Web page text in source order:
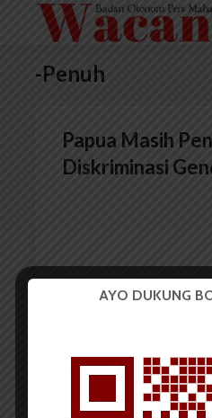
-Penuh
Papua Masih
Diskriminasi
AYO DUKUNG